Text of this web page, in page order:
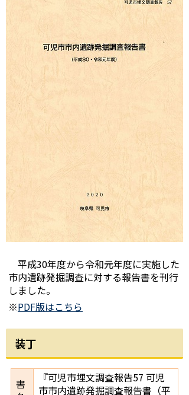
平成30年度から令和元年度に実施した
市内遺跡発掘調査に対する報告書を刊行
しました。
※PDF版はこちら
装丁
書
『可児市埋文調査報告57 可児
市市内遺跡発掘調査報告書（平